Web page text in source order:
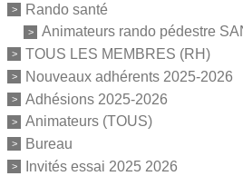
Rando santé
Animateurs rando pédestre
TOUS LES MEMBRES (RH)
Nouveaux adhérents 2025-2026
Adhésions 2025-2026
Animateurs (TOUS)
Bureau
Invités essai 2025 2026